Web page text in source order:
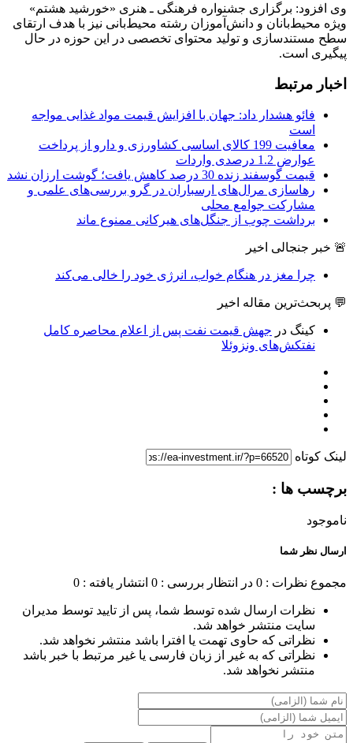
وی افزود: برگزاری جشنواره فرهنگی ـ هنری «خورشید هشتم»
ویژه محیط‌بانان و دانش‌آموزان رشته محیط‌بانی نیز با هدف ارتقای
سطح مستندسازی و تولید محتوای تخصصی در این حوزه در حال
پیگیری است.
اخبار مرتبط
فائو هشدار داد: جهان با افزایش قیمت مواد غذایی مواجه
است
معافیت 199 کالای اساسی کشاورزی و دارو از پرداخت
عوارض 1.2 درصدی واردات
قیمت گوسفند زنده 30 درصد کاهش یافت؛ گوشت ارزان نشد
رهاسازی مرال‌های ارسباران در گرو بررسی‌های علمی و
مشارکت جوامع محلی
برداشت چوب از جنگل‌های هیرکانی ممنوع ماند
🚨 خبر جنجالی اخیر
چرا مغز در هنگام خواب، انرژی خود را خالی می‌کند
💬 پربحث‌ترین مقاله اخیر
کینگ در جهش قیمت نفت پس از اعلام محاصره کامل
نفتکش‌های ونزوئلا
لینک کوتاه
برچسب ها :
ناموجود
ارسال نظر شما
مجموع نظرات : 0 در انتظار بررسی : 0 انتشار یافته : 0
نظرات ارسال شده توسط شما، پس از تایید توسط مدیران
سایت منتشر خواهد شد.
نظراتی که حاوی تهمت یا افترا باشد منتشر نخواهد شد.
نظراتی که به غیر از زبان فارسی یا غیر مرتبط با خبر باشد
منتشر نخواهد شد.